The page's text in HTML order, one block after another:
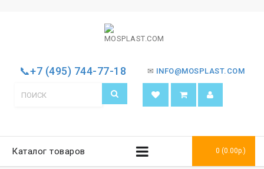
📞+7 (495) 744-77-18 ✉ INFO@MOSPLAST.COM
0 (0.00р.)
Каталог товаров